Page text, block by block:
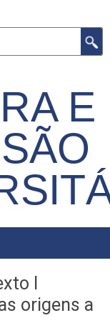
E
I
origens a